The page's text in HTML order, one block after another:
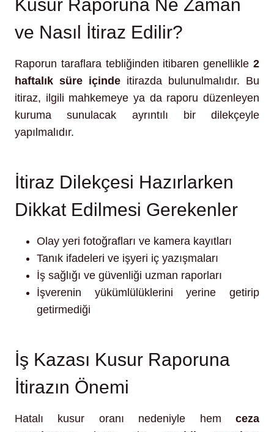
Kusur Raporuna Ne Zaman
ve Nasıl İtiraz Edilir?
Raporun taraflara tebliğinden itibaren genellikle 2
haftalık süre içinde itirazda bulunulmalıdır. Bu
itiraz, ilgili mahkemeye ya da raporu düzenleyen
kuruma sunulacak ayrıntılı bir dilekçeyle
yapılmalıdır.
İtiraz Dilekçesi Hazırlarken
Dikkat Edilmesi Gerekenler
Olay yeri fotoğrafları ve kamera kayıtları
Tanık ifadeleri ve işyeri iç yazışmaları
İş sağlığı ve güvenliği uzman raporları
İşverenin yükümlülüklerini yerine getirip
getirmediği
İş Kazası Kusur Raporuna
İtirazın Önemi
Hatalı kusur oranı nedeniyle hem ceza